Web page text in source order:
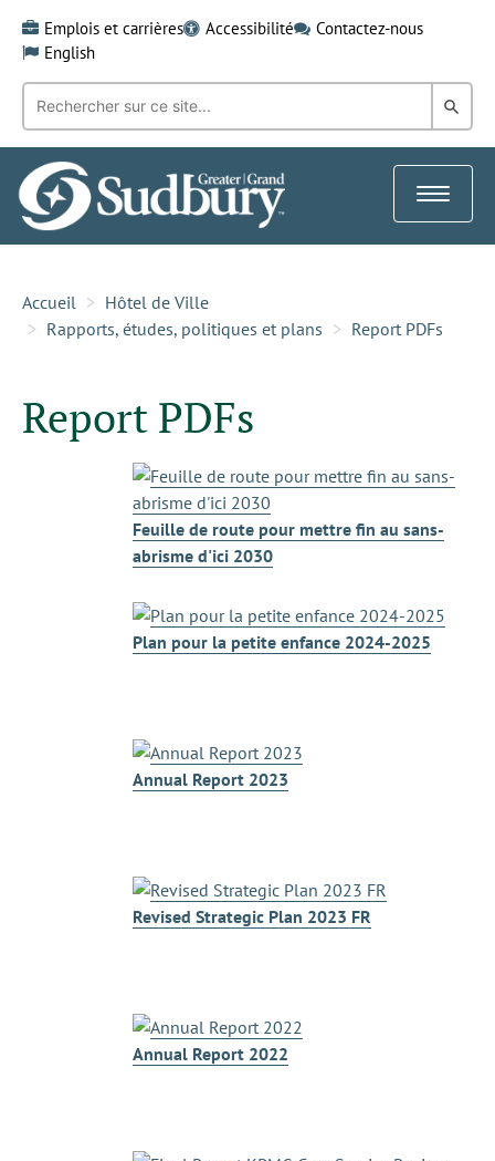
content
Emplois et carrières Accessibilité
Contactez-nous
English
Recherche
mot-
clé:
dans
Toggle
Accueil
Hôtel de Ville
Rapports, études, politiques et plans
Report PDFs
Report PDFs
Feuille de route pour mettre fin au sans-
abrisme d'ici 2030
Plan pour la petite enfance 2024-2025
Annual Report 2023
Revised Strategic Plan 2023 FR
Annual Report 2022